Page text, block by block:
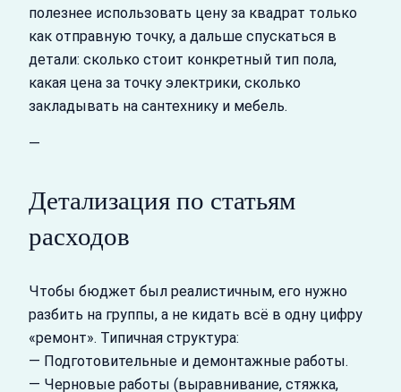
полезнее использовать цену за квадрат только
как отправную точку, а дальше спускаться в
детали: сколько стоит конкретный тип пола,
какая цена за точку электрики, сколько
закладывать на сантехнику и мебель.
—
Детализация по статьям
расходов
Чтобы бюджет был реалистичным, его нужно
разбить на группы, а не кидать всё в одну цифру
«ремонт». Типичная структура:
— Подготовительные и демонтажные работы.
— Черновые работы (выравнивание, стяжка,